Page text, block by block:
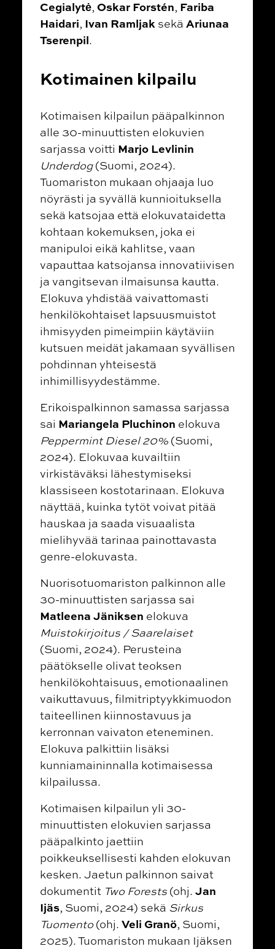
Cegialytė, Oskar Forstén, Fariba
Haidari, Ivan Ramljaksekä Ariunaa
Tserenpil.
Kotimainen kilpailu
Kotimaisen kilpailun pääpalkinnon
alle 30-minuuttisten elokuvien
sarjassa voitti Marjo Levlinin
Underdog(Suomi, 2024).
Tuomariston mukaan ohjaaja luo
nöyrästi ja syvällä kunnioituksella
sekä katsojaa että elokuvataidetta
kohtaan kokemuksen, joka ei
manipuloi eikä kahlitse, vaan
vapauttaa katsojansa innovatiivisen
ja vangitsevan ilmaisunsa kautta.
Elokuva yhdistää vaivattomasti
henkilökohtaiset lapsuusmuistot
ihmisyyden pimeimpiin käytäviin
kutsuen meidät jakamaan syvällisen
pohdinnan yhteisestä
inhimillisyydestämme.
Erikoispalkinnon samassa sarjassa
sai Mariangela Pluchinon elokuva
Peppermint Diesel 20%(Suomi,
2024). Elokuvaa kuvailtiin
virkistäväksi lähestymiseksi
klassiseen kostotarinaan. Elokuva
näyttää, kuinka tytöt voivat pitää
hauskaa ja saada visuaalista
mielihyvää tarinaa painottavasta
genre-elokuvasta.
Nuorisotuomariston palkinnon alle
30-minuuttisten sarjassa sai
Matleena Jäniksen elokuva
Muistokirjoitus / Saarelaiset
(Suomi, 2024). Perusteina
päätökselle olivat teoksen
henkilökohtaisuus, emotionaalinen
vaikuttavuus, filmitriptyykkimuodon
taiteellinen kiinnostavuus ja
kerronnan vaivaton eteneminen.
Elokuva palkittiin lisäksi
kunniamaininnalla kotimaisessa
kilpailussa.
Kotimaisen kilpailun yli 30-
minuuttisten elokuvien sarjassa
pääpalkinto jaettiin
poikkeuksellisesti kahden elokuvan
kesken. Jaetun palkinnon saivat
dokumentit Two Forests(ohj. Jan
Ijäs, Suomi, 2024) sekä Sirkus
Tuomento(ohj. Veli Granö, Suomi,
2025). Tuomariston mukaan Ijäksen